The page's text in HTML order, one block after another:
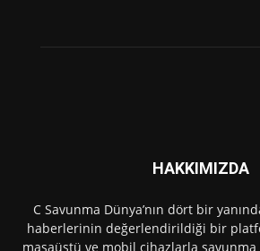
HAKKIMIZDA
C Savunma Dünya’nın dört bir
haberlerinin değerlendirildiği bir
masaüstü ve mobil cihazlarla